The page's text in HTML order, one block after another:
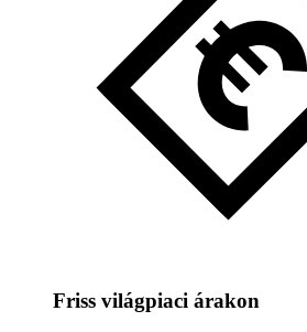
Friss világpiaci árakon